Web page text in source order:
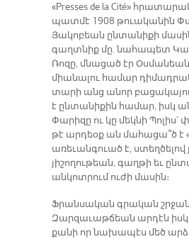
«Presses de la Cité»
պատմէ 1908 թուականին
Յակոբեան ընտանիքի
գաղտնիք մը. նահապետ
Ռոզը, մնացած էր Օսմանեան
միանալու համար
տարի անց անոր
է ընտանիքին համար, իսկ
Փարիզը ու կը մեկնի Պոլիս՝
թէ արդեօք ան մահացա՞ծ է
առեւանգուած է, ստեղծելով
յիշողութեան, գաղթի եւ
անկոտրում ուժի մասին։
Ֆրանսական գրական
Զարզաւաթճեան արդէն իսկ
քանի որ նախապէս մեծ